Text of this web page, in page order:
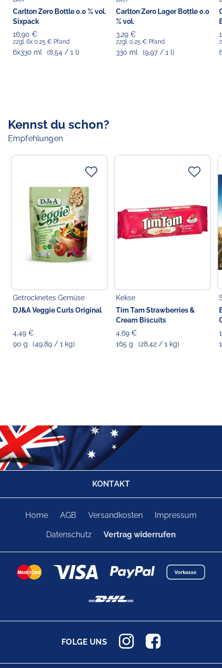
Carlton Zero Bottle 0.0 % vol.
Sixpack
16,90 €
zzgl. 6x 0,25 € Pfand
6x330 ml (8,54 / 1 l)
Carlton Zero Lager Bottle 0.0
% vol.
3,29 €
zzgl. 0,25 € Pfand
330 ml (9,97 / 1 l)
Kennst du schon?
Empfehlungen
Getrocknetes Gemüse
DJ&A Veggie Curls Original
4,49 €
90 g
(49,89 / 1 kg)
Kekse
Tim Tam Strawberries &
Cream Biscuits
4,69 €
165 g
(28,42 / 1 kg)
KONTAKT
Home AGB Versandkosten Impressum
Datenschutz Vertrag widerrufen
FOLGE UNS